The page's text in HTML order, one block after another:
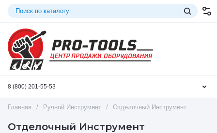
8 (800) 201-55-53
Главная / Ручной Инструмент / Отделочный Инструмент
Отделочный Инструмент